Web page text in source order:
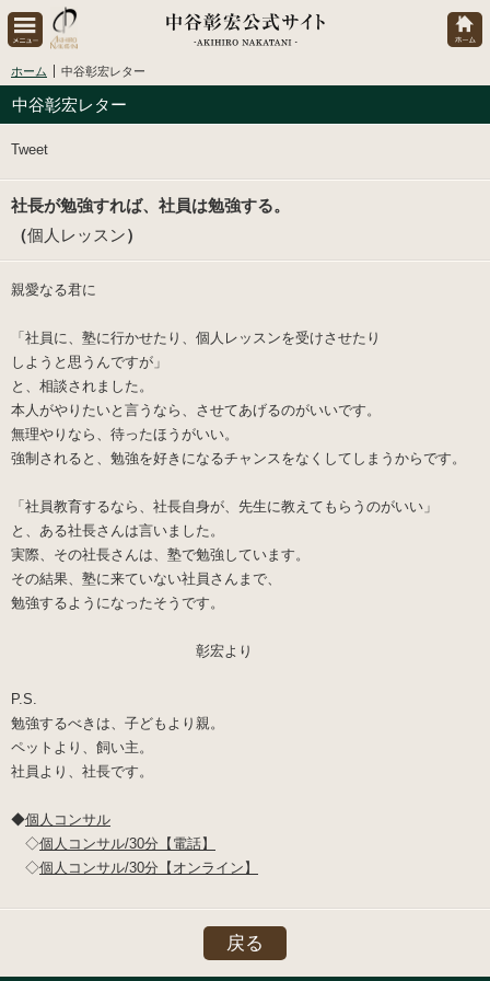
ホーム 中谷彰宏レター
中谷彰宏レター
Tweet
社長が勉強すれば、社員は勉強する。
（個人レッスン）
親愛なる君に
「社員に、塾に行かせたり、個人レッスンを受けさせたり
しようと思うんですが」
と、相談されました。
本人がやりたいと言うなら、させてあげるのがいいです。
無理やりなら、待ったほうがいい。
強制されると、勉強を好きになるチャンスをなくしてしまうからです。
「社員教育するなら、社長自身が、先生に教えてもらうのがいい」
と、ある社長さんは言いました。
実際、その社長さんは、塾で勉強しています。
その結果、塾に来ていない社員さんまで、
勉強するようになったそうです。
彰宏より
P.S.
勉強するべきは、子どもより親。
ペットより、飼い主。
社員より、社長です。
◆個人コンサル
◇個人コンサル/30分【電話】
◇個人コンサル/30分【オンライン】
戻る